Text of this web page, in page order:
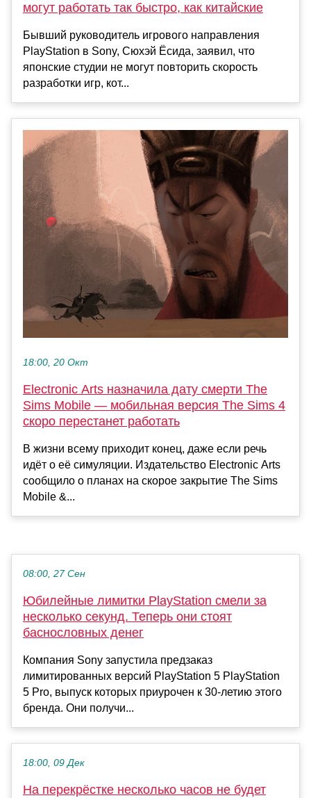
могут работать так быстро, как китайские
Бывший руководитель игрового направления
PlayStation в Sony, Сюхэй Ёсида, заявил, что
японские студии не могут повторить скорость
разработки игр, кот...
18:00, 20 Окт
Electronic Arts назначила дату смерти The
Sims Mobile — мобильная версия The Sims 4
скоро перестанет работать
В жизни всему приходит конец, даже если речь
идёт о её симуляции. Издательство Electronic Arts
сообщило о планах на скорое закрытие The Sims
Mobile &...
08:00, 27 Сен
Юбилейные лимитки PlayStation смели за
несколько секунд. Теперь они стоят
баснословных денег
Компания Sony запустила предзаказ
лимитированных версий PlayStation 5 PlayStation
5 Pro, выпуск которых приурочен к 30-летию этого
бренда. Они получи...
18:00, 09 Дек
На перекрёстке несколько часов не будет